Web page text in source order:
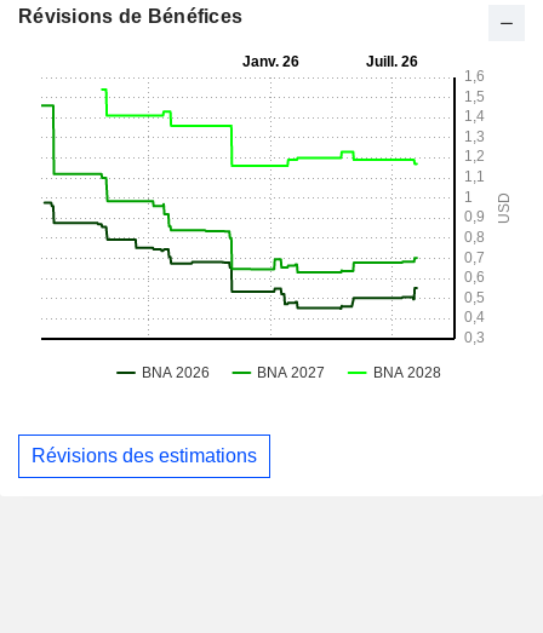
Révisions de Bénéfices
Révisions des estimations